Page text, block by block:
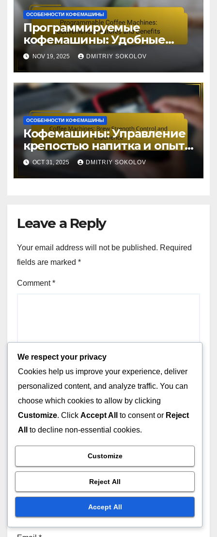
ОСОБЕННОСТИ КОФЕМАШИНЫ
Программируемые
кофемашины: Удобные
функции и преимущества
NOV 19, 2025 DMITRIY SOKOLOV
ОСОБЕННОСТИ КОФЕМАШИНЫ
Кофемашины: Управление
крепостью напитка и опыт
использования
OCT 31, 2025 DMITRIY SOKOLOV
Leave a Reply
Your email address will not be published. Required
fields are marked *
Comment*
We respect your privacy
Cookies help us improve your experience, deliver
personalized content, and analyze traffic. You can
choose which cookies to allow by clicking
Customize. Click Accept All to consent or Reject
All
to decline non-essential cookies.
Customize
Reject All
Accept All